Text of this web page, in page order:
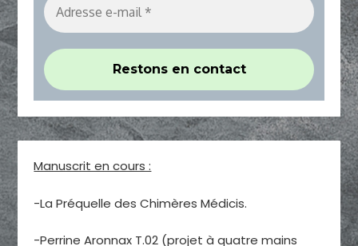
Manuscrit en cours :
-La Préquelle des Chimères Médicis.
-Perrine Aronnax T.02 (projet à quatre mains